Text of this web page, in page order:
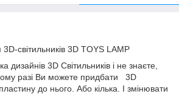
світильників 3D TOYS LAMP
дизайнів 3D Світильників і не знаєте,
разі Ви можете придбати 3D
до нього. Або кілька. І змінювати